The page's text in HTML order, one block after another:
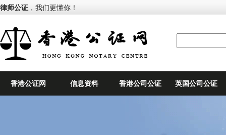
律师公证 ，我们更懂你！
香港公证网 信息资料 香港公司公证 英国公司公证